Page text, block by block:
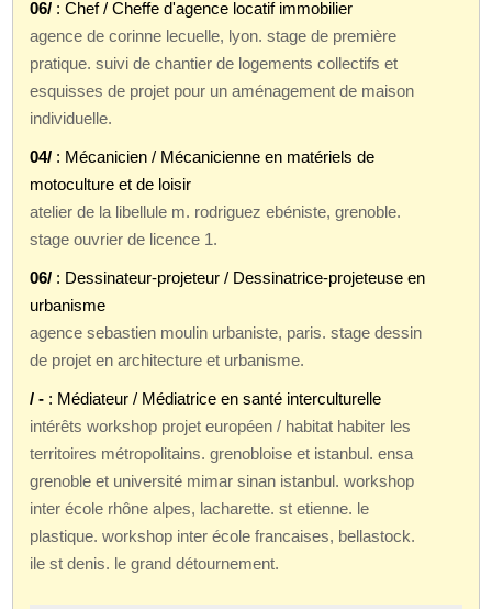
06/ : Chef / Cheffe d'agence locatif immobilier
agence de corinne lecuelle, lyon. stage de première
pratique. suivi de chantier de logements collectifs et
esquisses de projet pour un aménagement de maison
individuelle.
04/ : Mécanicien / Mécanicienne en matériels de
motoculture et de loisir
atelier de la libellule m. rodriguez ebéniste, grenoble.
stage ouvrier de licence 1.
06/ : Dessinateur-projeteur / Dessinatrice-projeteuse en
urbanisme
agence sebastien moulin urbaniste, paris. stage dessin
de projet en architecture et urbanisme.
/ - : Médiateur / Médiatrice en santé interculturelle
intérêts workshop projet européen / habitat habiter les
territoires métropolitains. grenobloise et istanbul. ensa
grenoble et université mimar sinan istanbul. workshop
inter école rhône alpes, lacharette. st etienne. le
plastique. workshop inter école francaises, bellastock.
ile st denis. le grand détournement.